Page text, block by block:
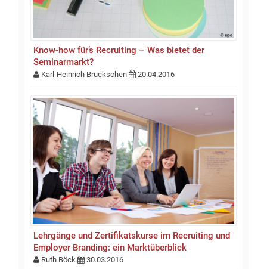
Know-how für’s Recruiting – Was bietet der
Seminarmarkt?
Karl-Heinrich Bruckschen 20.04.2016
Lehrgänge und Zertifikatskurse im Recruiting und
Employer Branding: ein Marktüberblick
Ruth Böck 30.03.2016